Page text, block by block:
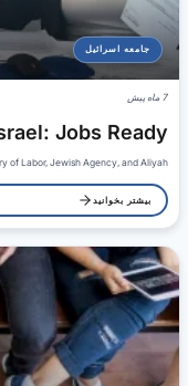
جامعه اسرائیل
7 ماه پیش
Jobs Ready
of Labor, Jewish Agency, and Aliyah…
بیشتر بخوانید